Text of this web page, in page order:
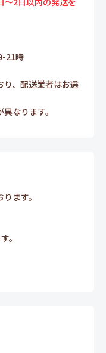
21時
り、配送業者はお選
なります。
ます。
。